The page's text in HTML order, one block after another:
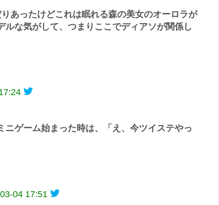
あったけどこれは眠れる森の美女のオーロラが
な気がして、つまりここでディアソが関係し
ゲーム始まった時は、「え、今ツイステやっ
04 17:51